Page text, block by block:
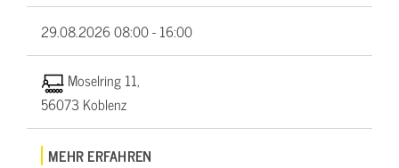
29.08.202608:00 - 16:00
Moselring 11,
56073 Koblenz
MEHR ERFAHREN